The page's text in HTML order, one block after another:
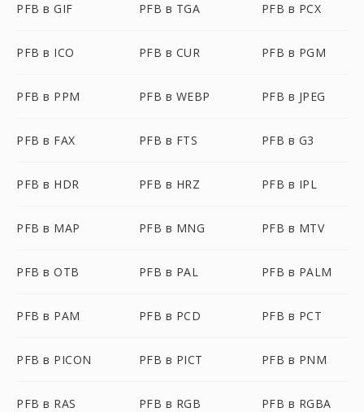
PFB в GIF PFB в TGA PFB в PCX
PFB в ICO PFB в CUR PFB в PGM
PFB в PPM PFB в WEBP PFB в JPEG
PFB в FAX PFB в FTS PFB в G3
PFB в HDR PFB в HRZ PFB в IPL
PFB в MAP PFB в MNG PFB в MTV
PFB в OTB PFB в PAL PFB в PALM
PFB в PAM PFB в PCD PFB в PCT
PFB в PICON PFB в PICT PFB в PNM
PFB в RAS PFB в RGB PFB в RGBA